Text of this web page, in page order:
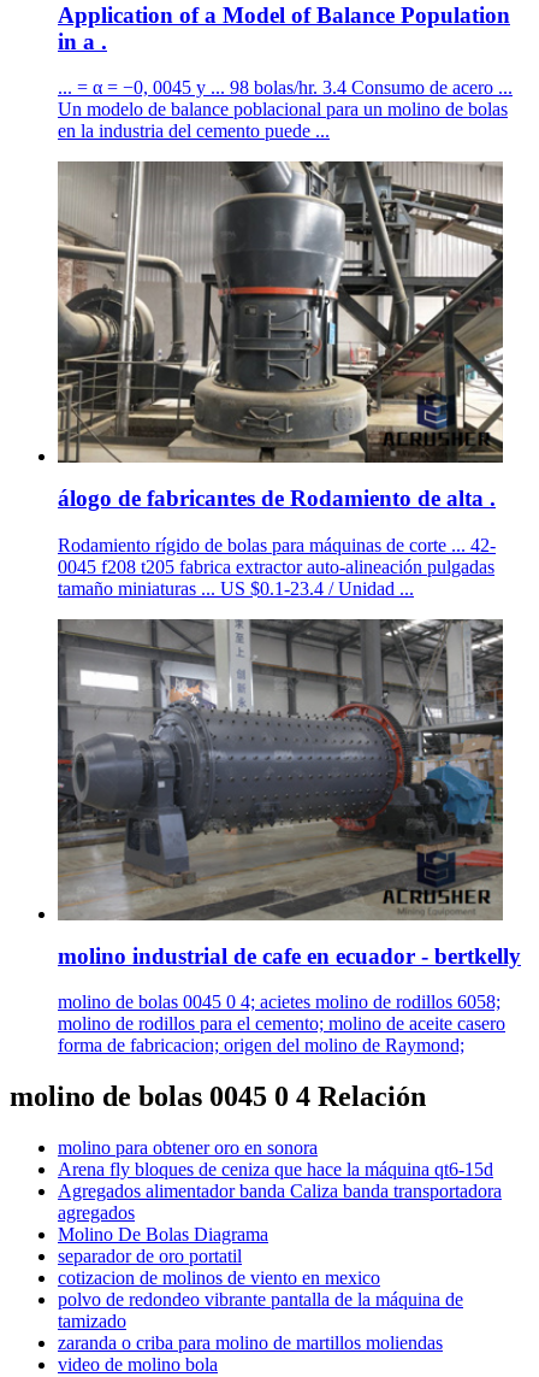
Application of a Model of Balance Population
in a .
... = α = −0, 0045 y ... 98 bolas/hr. 3.4 Consumo de acero ...
Un modelo de balance poblacional para un molino de bolas
en la industria del cemento puede ...
álogo de fabricantes de Rodamiento de alta .
Rodamiento rígido de bolas para máquinas de corte ... 42-
0045 f208 t205 fabrica extractor auto-alineación pulgadas
tamaño miniaturas ... US $0.1-23.4 / Unidad ...
molino industrial de cafe en ecuador - bertkelly
molino de bolas 0045 0 4; acietes molino de rodillos 6058;
molino de rodillos para el cemento; molino de aceite casero
forma de fabricacion; origen del molino de Raymond;
molino de bolas 0045 0 4 Relación
molino para obtener oro en sonora
Arena fly bloques de ceniza que hace la máquina qt6-15d
Agregados alimentador banda Caliza banda transportadora
agregados
Molino De Bolas Diagrama
separador de oro portatil
cotizacion de molinos de viento en mexico
polvo de redondeo vibrante pantalla de la máquina de
tamizado
zaranda o criba para molino de martillos moliendas
video de molino bola